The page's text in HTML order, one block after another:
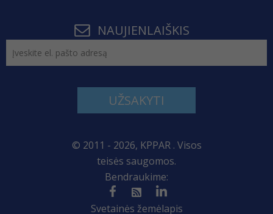
NAUJIENLAIŠKIS
UŽSAKYTI
© 2011 - 2026, KPPAR . Visos
teisės saugomos.
Bendraukime:
Svetainės žemėlapis